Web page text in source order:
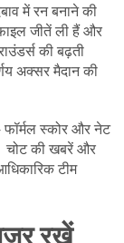
में रन बनाने की
जीतें ली हैं और
की बढ़ती
अक्सर मैदान की
स्कोर और नेट
चोट की खबरें और
टीम
रखें